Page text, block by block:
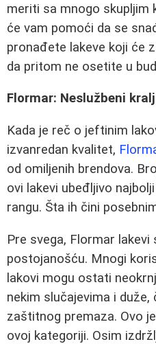
meriti sa mnogo skupljim
će vam pomoći da se
pronađete lakeve koji će
da pritom ne osetite u
Flormar: Neslužbeni
Kada je reč o jeftinim
izvanredan kvalitet,
od omiljenih brendova.
ovi lakevi ubeđljivo
rangu. Šta ih čini
Pre svega, Flormar
postojanošću. Mnogi
lakovi mogu ostati
nekim slučajevima i duže,
zaštitnog premaza. Ovo
ovoj kategoriji. Osim